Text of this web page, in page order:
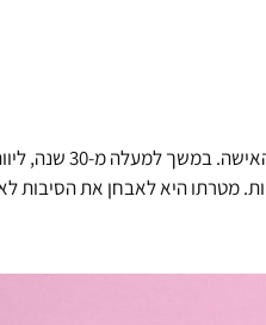
פרופ' הוארד כרפ הוא מומחה בעל שם בין-לאומי
מטרתו היא לאבחן את הסיבות